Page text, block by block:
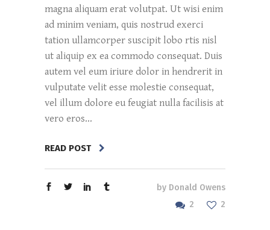
magna aliquam erat volutpat. Ut wisi enim
ad minim veniam, quis nostrud exerci
tation ullamcorper suscipit lobo rtis nisl
ut aliquip ex ea commodo consequat. Duis
autem vel eum iriure dolor in hendrerit in
vulputate velit esse molestie consequat,
vel illum dolore eu feugiat nulla facilisis at
vero eros...
READ POST
by Donald Owens
2
2